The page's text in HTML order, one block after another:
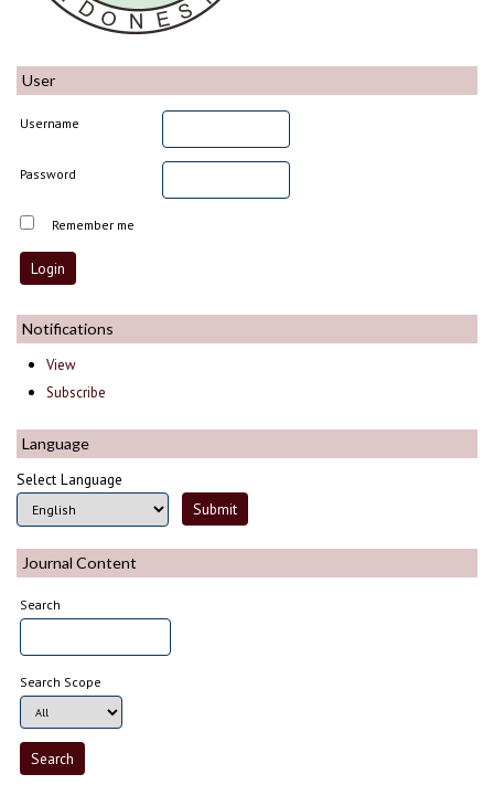
User
Username
Password
Remember me
Notifications
View
Subscribe
Language
Select Language
Journal Content
Search
Search Scope